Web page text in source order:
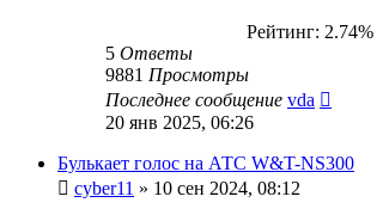
Рейтинг: 2.74%
5 Ответы
9881 Просмотры
Последнее сообщение vda
20 янв 2025, 06:26
Булькает голос на АТС W&T-NS300
cyber11 » 10 сен 2024, 08:12